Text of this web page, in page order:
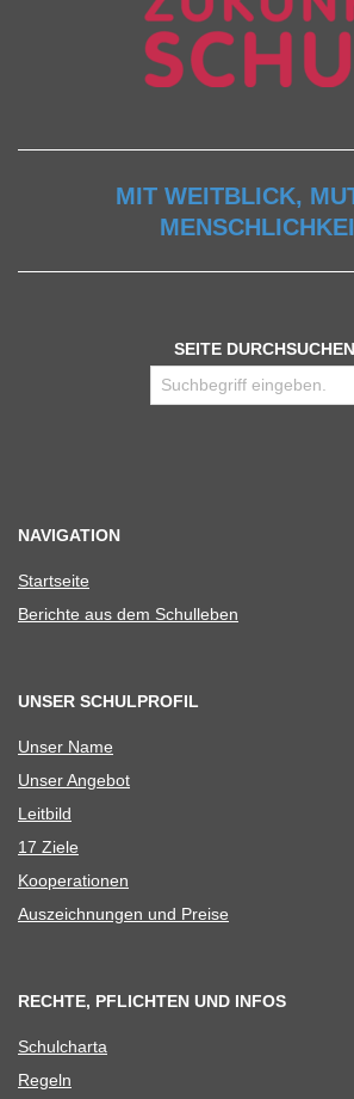
MIT WEITBLICK,
SEITE
NAVIGATION
Start­seite
Berichte aus dem Schulleben
UNSER SCHULPROFIL
Unser Name
Unser Ange­bot
Leit­bild
17 Ziele
Koope­ra­tio­nen
Aus­zeich­nun­gen und Preise
RECHTE, PFLICHTEN UND INFOS
Schul­charta
Regeln